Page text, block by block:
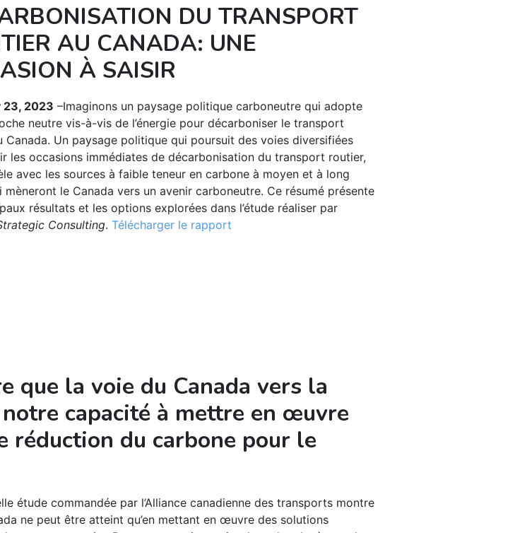
DU TRANSPORT
AU CANADA: UNE
À SAISIR
23, 2023 –Imaginons un paysage politique carboneutre qui adopte
neutre vis-à-vis de l’énergie pour décarboniser le transport
Canada. Un paysage politique qui poursuit des voies diversifiées
les occasions immédiates de décarbonisation du transport routier,
avec les sources à faible teneur en carbone à moyen et à long
mèneront le Canada vers un avenir carboneutre. Ce résumé présente
résultats et les options explorées dans l’étude réaliser par
Consulting. Télécharger le rapport
que la voie du Canada vers la
capacité à mettre en œuvre
réduction du carbone pour le
étude commandée par l’Alliance canadienne des transports montre
ne peut être atteint qu’en mettant en œuvre des solutions